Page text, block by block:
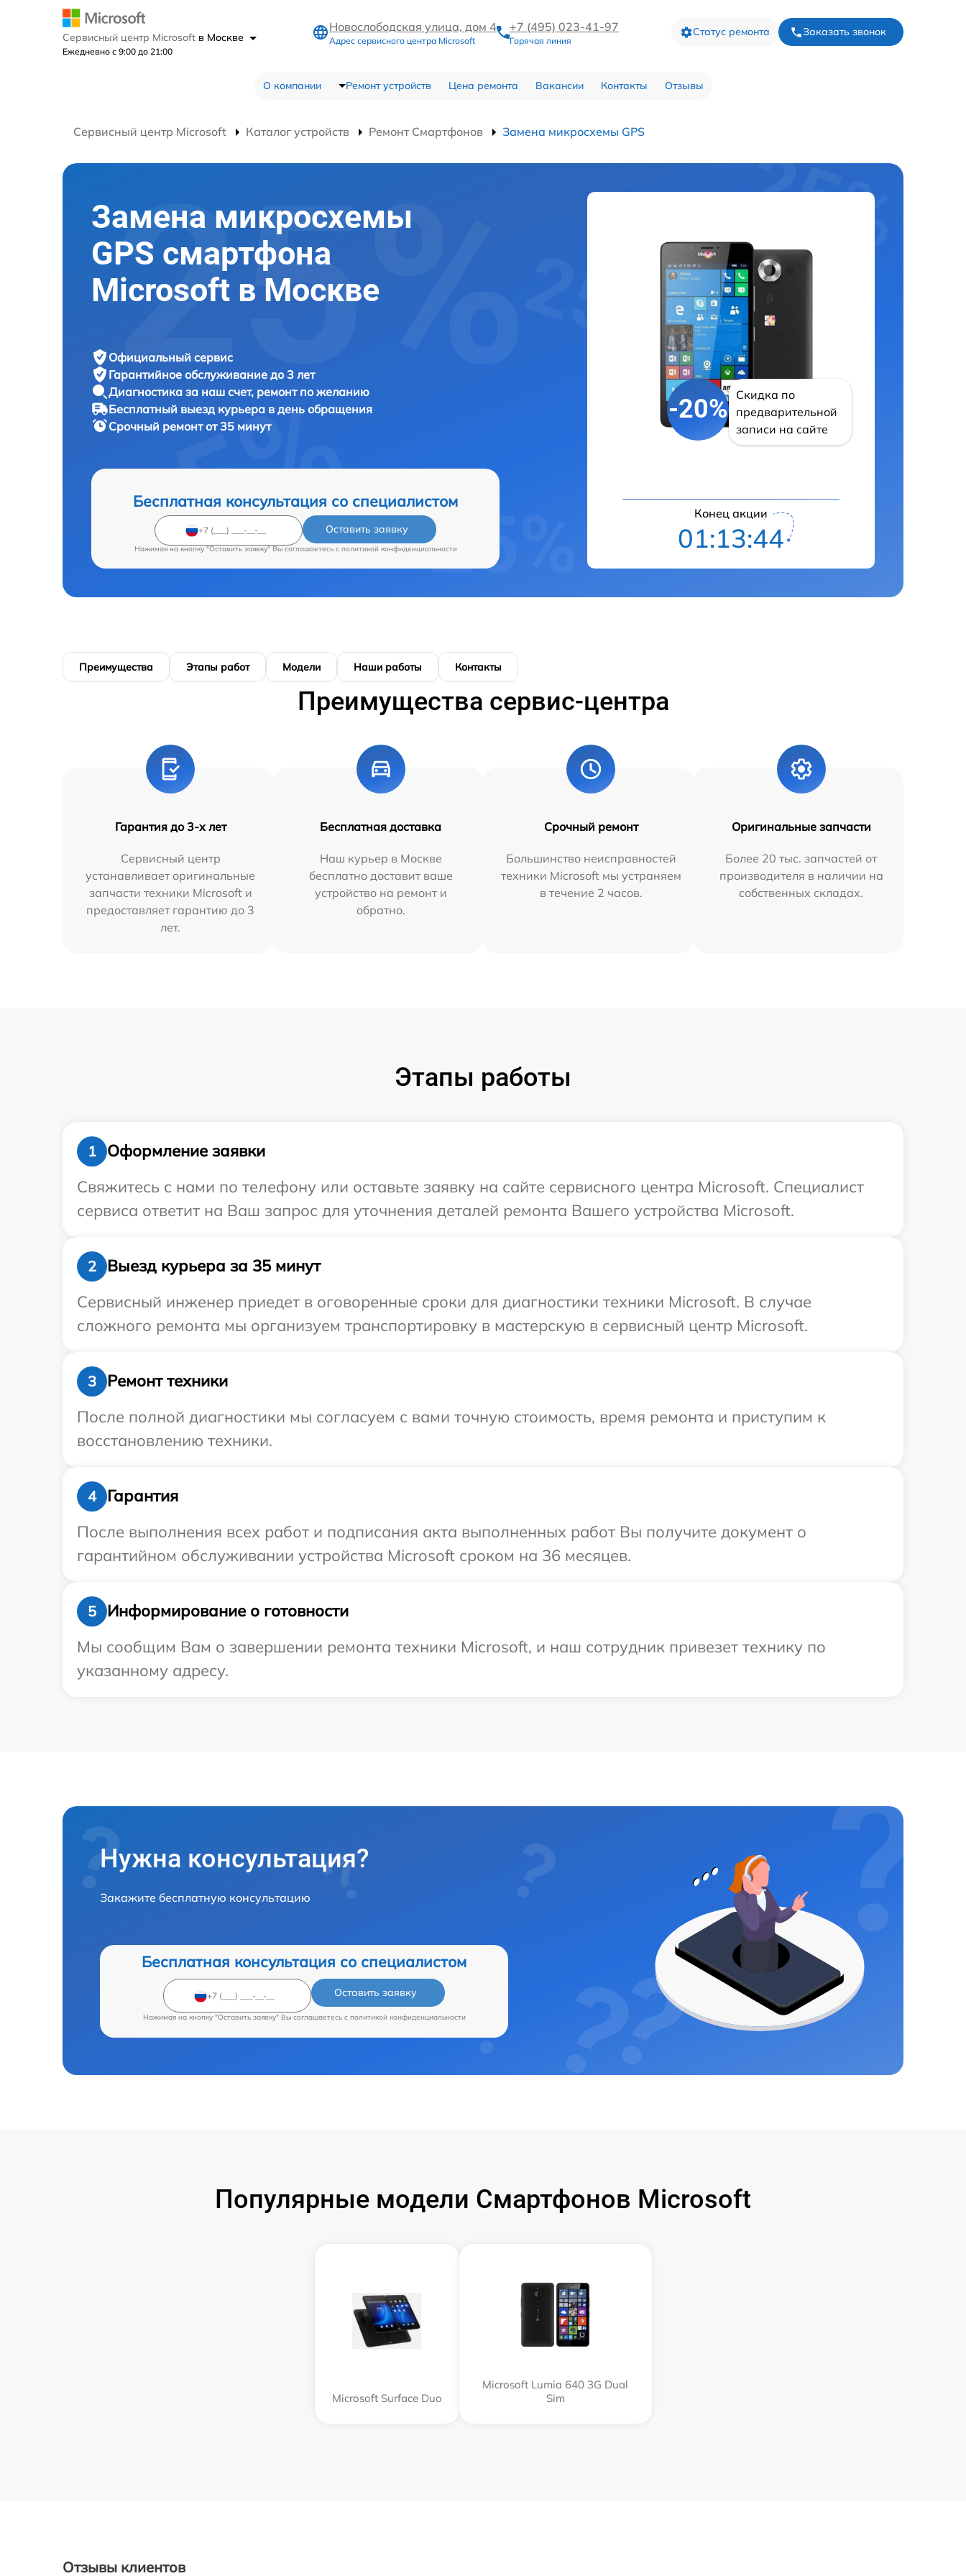
Сервисный центр Microsoft в Москве
Ежедневно с 9:00 до 21:00
Новослободская улица, дом 4
Адрес сервисного центра Microsoft
+7 (495) 023-41-97
Горячая линия
Статус ремонта Заказать звонок
О компании Ремонт устройств Цена ремонта Вакансии Контакты Отзывы
Сервисный центр Microsoft Каталог устройств Ремонт Смартфонов Замена микросхемы GPS
Замена микросхемы
GPS смартфона
Microsoft в Москве
Официальный сервис
Гарантийное обслуживание до 3 лет
Диагностика за наш счет, ремонт по желанию
Бесплатный выезд курьера в день обращения
Срочный ремонтот 35 минут
Бесплатная консультация со специалистом
Оставить заявку
Нажимая на кнопку "Оставить заявку" Вы соглашаетесь c политикой конфиденциальности
-20%
Скидка по
предварительной
записи на сайте
Конец акции
01:13:43
Преимущества Этапы работ Модели Наши работы Контакты
Преимущества сервис-центра
Гарантия до 3-х лет
Сервисный центр
устанавливает оригинальные
запчасти техники Microsoft и
предоставляет гарантию до 3
лет.
Бесплатная доставка
Наш курьер в Москве
бесплатно доставит ваше
устройство на ремонт и
обратно.
Срочный ремонт
Большинство неисправностей
техники Microsoft мы устраняем
в течение 2 часов.
Оригинальные запчасти
Более 20 тыс. запчастей от
производителя в наличии на
собственных складах.
Этапы работы
1
Оформление заявки
Свяжитесь с нами по телефону или оставьте заявку на сайте сервисного центра Microsoft. Специалист
сервиса ответит на Ваш запрос для уточнения деталей ремонта Вашего устройства Microsoft.
2
Выезд курьера за 35 минут
Сервисный инженер приедет в оговоренные сроки для диагностики техники Microsoft. В случае
сложного ремонта мы организуем транспортировку в мастерскую в сервисный центр Microsoft.
3
Ремонт техники
После полной диагностики мы согласуем с вами точную стоимость, время ремонта и приступим к
восстановлению техники.
4
Гарантия
После выполнения всех работ и подписания акта выполненных работ Вы получите документ о
гарантийном обслуживании устройства Microsoft сроком на 36 месяцев.
5
Информирование о готовности
Мы сообщим Вам о завершении ремонта техники Microsoft, и наш сотрудник привезет технику по
указанному адресу.
Нужна консультация?
Закажите бесплатную консультацию
Бесплатная консультация со специалистом
Оставить заявку
Нажимая на кнопку "Оставить заявку" Вы соглашаетесь c политикой конфиденциальности
Популярные модели Смартфонов Microsoft
Microsoft Surface Duo
Microsoft Lumia 640 3G Dual
Sim
Отзывы клиентов